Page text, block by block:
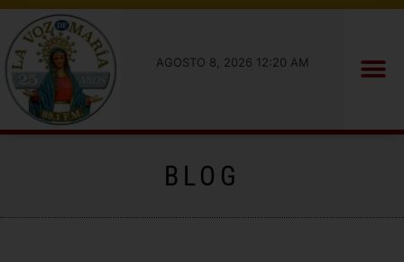
AGOSTO 8, 2026 12:20 AM
BLOG